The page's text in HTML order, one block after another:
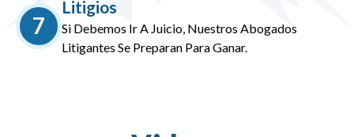
7
Litigios
Si Debemos Ir A Juicio, Nuestros Abogados
Litigantes Se Preparan Para Ganar.